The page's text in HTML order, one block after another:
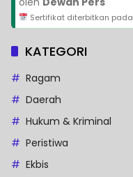
Sertifikat diterbitkan pada
KATEGORI
Ragam
Daerah
Hukum & Kriminal
Peristiwa
Ekbis